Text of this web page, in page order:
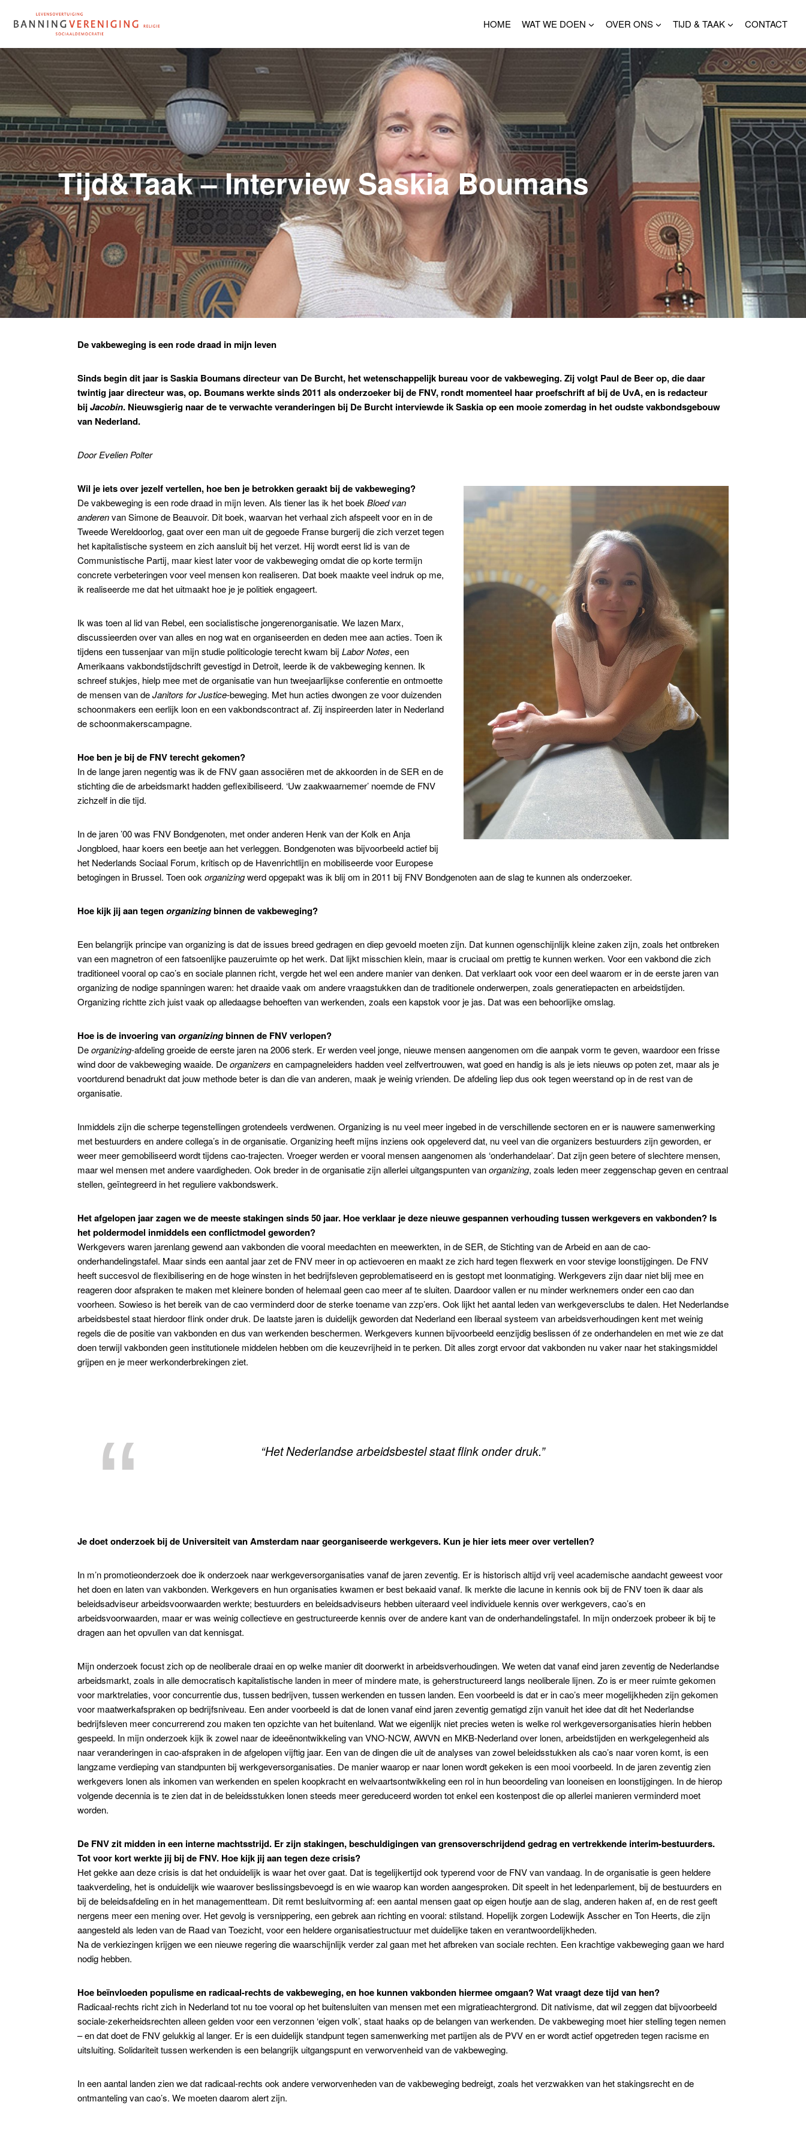
naar
HOME WAT WE DOEN OVER ONS TIJD & TAAK CONTACT
Tijd&Taak – Interview Saskia Boumans
De vakbeweging is een rode draad in mijn leven
Sinds begin dit jaar is Saskia Boumans directeur van De Burcht, het wetenschappelijk bureau voor de vakbeweging. Zij volgt Paul de Beer op, die daar
twintig jaar directeur was, op. Boumans werkte sinds 2011 als onderzoeker bij de FNV, rondt momenteel haar proefschrift af bij de UvA, en is redacteur
bijJacobin. Nieuwsgierig naar de te verwachte veranderingen bij De Burcht interviewde ik Saskia op een mooie zomerdag in het oudste vakbondsgebouw
van Nederland.
Door Evelien Polter
Wil je iets over jezelf vertellen, hoe ben je betrokken geraakt bij de vakbeweging?
De vakbeweging is een rode draad in mijn leven. Als tiener las ik het boek Bloed van
anderenvan Simone de Beauvoir. Dit boek, waarvan het verhaal zich afspeelt voor en in de
Tweede Wereldoorlog, gaat over een man uit de gegoede Franse burgerij die zich verzet tegen
het kapitalistische systeem en zich aansluit bij het verzet. Hij wordt eerst lid is van de
Communistische Partij, maar kiest later voor de vakbeweging omdat die op korte termijn
concrete verbeteringen voor veel mensen kon realiseren. Dat boek maakte veel indruk op me,
ik realiseerde me dat het uitmaakt hoe je je politiek engageert.
Ik was toen al lid van Rebel, een socialistische jongerenorganisatie. We lazen Marx,
discussieerden over van alles en nog wat en organiseerden en deden mee aan acties. Toen ik
tijdens een tussenjaar van mijn studie politicologie terecht kwam bij Labor Notes, een
Amerikaans vakbondstijdschrift gevestigd in Detroit, leerde ik de vakbeweging kennen. Ik
schreef stukjes, hielp mee met de organisatie van hun tweejaarlijkse conferentie en ontmoette
de mensen van deJanitors for Justice-beweging. Met hun acties dwongen ze voor duizenden
schoonmakers een eerlijk loon en een vakbondscontract af. Zij inspireerden later in Nederland
de schoonmakerscampagne.
Hoe ben je bij de FNV terecht gekomen?
In de lange jaren negentig was ik de FNV gaan associëren met de akkoorden in de SER en de
stichting die de arbeidsmarkt hadden geflexibiliseerd. ‘Uw zaakwaarnemer’ noemde de FNV
zichzelf in die tijd.
In de jaren ’00 was FNV Bondgenoten, met onder anderen Henk van der Kolk en Anja
Jongbloed, haar koers een beetje aan het verleggen. Bondgenoten was bijvoorbeeld actief bij
het Nederlands Sociaal Forum, kritisch op de Havenrichtlijn en mobiliseerde voor Europese
betogingen in Brussel. Toen ook organizingwerd opgepakt was ik blij om in 2011 bij FNV Bondgenoten aan de slag te kunnen als onderzoeker.
Hoe kijk jij aan tegenorganizingbinnen de vakbeweging?
Een belangrijk principe van organizing is dat de issues breed gedragen en diep gevoeld moeten zijn. Dat kunnen ogenschijnlijk kleine zaken zijn, zoals het ontbreken
van een magnetron of een fatsoenlijke pauzeruimte op het werk. Dat lijkt misschien klein, maar is cruciaal om prettig te kunnen werken. Voor een vakbond die zich
traditioneel vooral op cao’s en sociale plannen richt, vergde het wel een andere manier van denken. Dat verklaart ook voor een deel waarom er in de eerste jaren van
organizing de nodige spanningen waren: het draaide vaak om andere vraagstukken dan de traditionele onderwerpen, zoals generatiepacten en arbeidstijden.
Organizing richtte zich juist vaak op alledaagse behoeften van werkenden, zoals een kapstok voor je jas. Dat was een behoorlijke omslag.
Hoe is de invoering vanorganizingbinnen de FNV verlopen?
Deorganizing-afdeling groeide de eerste jaren na 2006 sterk. Er werden veel jonge, nieuwe mensen aangenomen om die aanpak vorm te geven, waardoor een frisse
wind door de vakbeweging waaide. Deorganizers en campagneleiders hadden veel zelfvertrouwen, wat goed en handig is als je iets nieuws op poten zet, maar als je
voortdurend benadrukt dat jouw methode beter is dan die van anderen, maak je weinig vrienden. De afdeling liep dus ook tegen weerstand op in de rest van de
organisatie.
Inmiddels zijn die scherpe tegenstellingen grotendeels verdwenen. Organizing is nu veel meer ingebed in de verschillende sectoren en er is nauwere samenwerking
met bestuurders en andere collega’s in de organisatie. Organizing heeft mijns inziens ook opgeleverd dat, nu veel van die organizers bestuurders zijn geworden, er
weer meer gemobiliseerd wordt tijdens cao-trajecten. Vroeger werden er vooral mensen aangenomen als ‘onderhandelaar’. Dat zijn geen betere of slechtere mensen,
maar wel mensen met andere vaardigheden. Ook breder in de organisatie zijn allerlei uitgangspunten vanorganizing, zoals leden meer zeggenschap geven en centraal
stellen, geïntegreerd in het reguliere vakbondswerk.
Het afgelopen jaar zagen we de meeste stakingen sinds 50 jaar. Hoe verklaar je deze nieuwe gespannen verhouding tussen werkgevers en vakbonden? Is
het poldermodel inmiddels een conflictmodel geworden?
Werkgevers waren jarenlang gewend aan vakbonden die vooral meedachten en meewerkten, in de SER, de Stichting van de Arbeid en aan de cao-
onderhandelingstafel. Maar sinds een aantal jaar zet de FNV meer in op actievoeren en maakt ze zich hard tegen flexwerk en voor stevige loonstijgingen. De FNV
heeft succesvol de flexibilisering en de hoge winsten in het bedrijfsleven geproblematiseerd en is gestopt met loonmatiging. Werkgevers zijn daar niet blij mee en
reageren door afspraken te maken met kleinere bonden of helemaal geen cao meer af te sluiten. Daardoor vallen er nu minder werknemers onder een cao dan
voorheen. Sowieso is het bereik van de cao verminderd door de sterke toename van zzp’ers. Ook lijkt het aantal leden van werkgeversclubs te dalen. Het Nederlandse
arbeidsbestel staat hierdoor flink onder druk. De laatste jaren is duidelijk geworden dat Nederland een liberaal systeem van arbeidsverhoudingen kent met weinig
regels die de positie van vakbonden en dus van werkenden beschermen. Werkgevers kunnen bijvoorbeeld eenzijdig beslissen óf ze onderhandelen en met wie ze dat
doen terwijl vakbonden geen institutionele middelen hebben om die keuzevrijheid in te perken. Dit alles zorgt ervoor dat vakbonden nu vaker naar het stakingsmiddel
grijpen en je meer werkonderbrekingen ziet.
“Het Nederlandse arbeidsbestel staat flink onder druk.”
Je doet onderzoek bij de Universiteit van Amsterdam naar georganiseerde werkgevers. Kun je hier iets meer over vertellen?
In m’n promotieonderzoek doe ik onderzoek naar werkgeversorganisaties vanaf de jaren zeventig. Er is historisch altijd vrij veel academische aandacht geweest voor
het doen en laten van vakbonden. Werkgevers en hun organisaties kwamen er best bekaaid vanaf. Ik merkte die lacune in kennis ook bij de FNV toen ik daar als
beleidsadviseur arbeidsvoorwaarden werkte; bestuurders en beleidsadviseurs hebben uiteraard veel individuele kennis over werkgevers, cao’s en
arbeidsvoorwaarden, maar er was weinig collectieve en gestructureerde kennis over de andere kant van de onderhandelingstafel. In mijn onderzoek probeer ik bij te
dragen aan het opvullen van dat kennisgat.
Mijn onderzoek focust zich op de neoliberale draai en op welke manier dit doorwerkt in arbeidsverhoudingen. We weten dat vanaf eind jaren zeventig de Nederlandse
arbeidsmarkt, zoals in alle democratisch kapitalistische landen in meer of mindere mate, is geherstructureerd langs neoliberale lijnen. Zo is er meer ruimte gekomen
voor marktrelaties, voor concurrentie dus, tussen bedrijven, tussen werkenden en tussen landen. Een voorbeeld is dat er in cao’s meer mogelijkheden zijn gekomen
voor maatwerkafspraken op bedrijfsniveau. Een ander voorbeeld is dat de lonen vanaf eind jaren zeventig gematigd zijn vanuit het idee dat dit het Nederlandse
bedrijfsleven meer concurrerend zou maken ten opzichte van het buitenland. Wat we eigenlijk niet precies weten is welke rol werkgeversorganisaties hierin hebben
gespeeld. In mijn onderzoek kijk ik zowel naar de ideeënontwikkeling van VNO-NCW, AWVN en MKB-Nederland over lonen, arbeidstijden en werkgelegenheid als
naar veranderingen in cao-afspraken in de afgelopen vijftig jaar. Een van de dingen die uit de analyses van zowel beleidsstukken als cao’s naar voren komt, is een
langzame verdieping van standpunten bij werkgeversorganisaties. De manier waarop er naar lonen wordt gekeken is een mooi voorbeeld. In de jaren zeventig zien
werkgevers lonen als inkomen van werkenden en spelen koopkracht en welvaartsontwikkeling een rol in hun beoordeling van looneisen en loonstijgingen. In de hierop
volgende decennia is te zien dat in de beleidsstukken lonen steeds meer gereduceerd worden tot enkel een kostenpost die op allerlei manieren verminderd moet
worden.
De FNV zit midden in een interne machtsstrijd. Er zijn stakingen, beschuldigingen van grensoverschrijdend gedrag en vertrekkende interim-bestuurders.
Tot voor kort werkte jij bij de FNV. Hoe kijk jij aan tegen deze crisis?
Het gekke aan deze crisis is dat het onduidelijk is waar het over gaat. Dat is tegelijkertijd ook typerend voor de FNV van vandaag. In de organisatie is geen heldere
taakverdeling, het is onduidelijk wie waarover beslissingsbevoegd is en wie waarop kan worden aangesproken. Dit speelt in het ledenparlement, bij de bestuurders en
bij de beleidsafdeling en in het managementteam. Dit remt besluitvorming af: een aantal mensen gaat op eigen houtje aan de slag, anderen haken af, en de rest geeft
nergens meer een mening over. Het gevolg is versnippering, een gebrek aan richting en vooral: stilstand. Hopelijk zorgen Lodewijk Asscher en Ton Heerts, die zijn
aangesteld als leden van de Raad van Toezicht, voor een heldere organisatiestructuur met duidelijke taken en verantwoordelijkheden.
Na de verkiezingen krijgen we een nieuwe regering die waarschijnlijk verder zal gaan met het afbreken van sociale rechten. Een krachtige vakbeweging gaan we hard
nodig hebben.
Hoe beïnvloeden populisme en radicaal-rechts de vakbeweging, en hoe kunnen vakbonden hiermee omgaan? Wat vraagt deze tijd van hen?
Radicaal-rechts richt zich in Nederland tot nu toe vooral op het buitensluiten van mensen met een migratieachtergrond. Dit nativisme, dat wil zeggen dat bijvoorbeeld
sociale-zekerheidsrechten alleen gelden voor een verzonnen ‘eigen volk’, staat haaks op de belangen van werkenden. De vakbeweging moet hier stelling tegen nemen
– en dat doet de FNV gelukkig al langer. Er is een duidelijk standpunt tegen samenwerking met partijen als de PVV en er wordt actief opgetreden tegen racisme en
uitsluiting. Solidariteit tussen werkenden is een belangrijk uitgangspunt en verworvenheid van de vakbeweging.
In een aantal landen zien we dat radicaal-rechts ook andere verworvenheden van de vakbeweging bedreigt, zoals het verzwakken van het stakingsrecht en de
ontmanteling van cao’s. We moeten daarom alert zijn.